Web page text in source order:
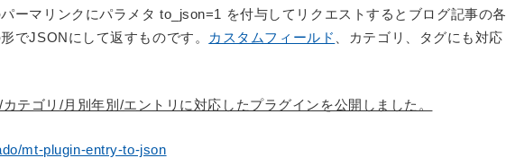
ーマリンクにパラメタ to_json=1 を付与してリクエストするとブログ記事の各
でJSONにして返すものです。
カスタムフィールド
、カテゴリ、タグにも対応
テゴリ/月別年別/エントリに対応したプラグインを公開しました。
mt-plugin-entry-to-json